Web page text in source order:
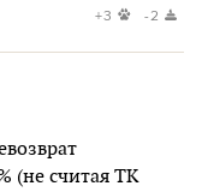
+3 -2
(не считая ТК